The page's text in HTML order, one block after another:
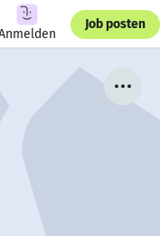
Job posten